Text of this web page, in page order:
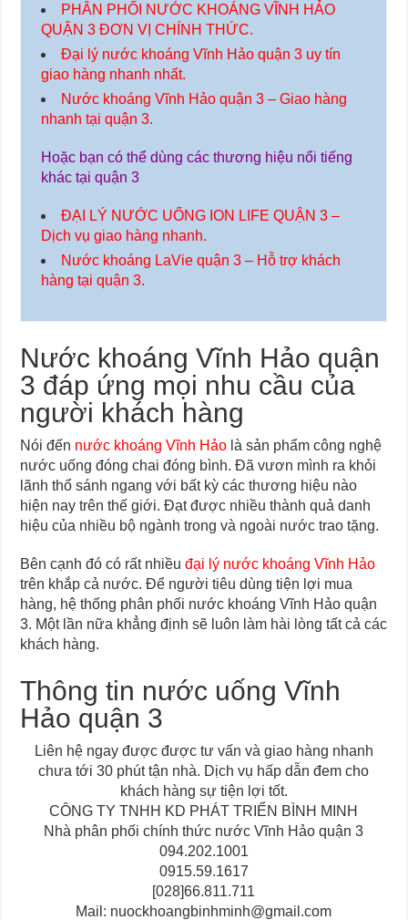
PHÂN PHỐI NƯỚC KHOÁNG VĨNH HẢO
QUẬN 3 ĐƠN VỊ CHÍNH THỨC.
Đại lý nước khoáng Vĩnh Hảo quận 3 uy tín
giao hàng nhanh nhất.
Nước khoáng Vĩnh Hảo quận 3 – Giao hàng
nhanh tại quận 3.
Hoặc bạn có thể dùng các thương hiệu nổi tiếng
khác tại quận 3
ĐẠI LÝ NƯỚC UỐNG ION LIFE QUẬN 3 –
Dịch vụ giao hàng nhanh.
Nước khoáng LaVie quận 3 – Hỗ trợ khách
hàng tại quận 3.
Nước khoáng Vĩnh Hảo quận
3 đáp ứng mọi nhu cầu của
người khách hàng
Nói đến nước khoáng Vĩnh Hảo là sản phẩm công nghệ
nước uống đóng chai đóng bình. Đã vươn mình ra khỏi
lãnh thổ sánh ngang với bất kỳ các thương hiệu nào
hiện nay trên thế giới. Đạt được nhiều thành quả danh
hiệu của nhiều bộ ngành trong và ngoài nước trao tặng.
Bên cạnh đó có rất nhiềuđại lý nước khoáng Vĩnh Hảo
trên khắp cả nước. Để người tiêu dùng tiện lợi mua
hàng, hệ thống phân phối nước khoáng Vĩnh Hảo quận
3. Một lần nữa khẳng định sẽ luôn làm hài lòng tất cả các
khách hàng.
Thông tin nước uống Vĩnh
Hảo quận 3
Liên hệ ngay được được tư vấn và giao hàng nhanh
chưa tới 30 phút tận nhà. Dịch vụ hấp dẫn đem cho
khách hàng sự tiện lợi tốt.
CÔNG TY TNHH KD PHÁT TRIỂN BÌNH MINH
Nhà phân phối chính thức nước Vĩnh Hảo quận 3
094.202.1001
0915.59.1617
[028]66.811.711
Mail: nuockhoangbinhminh@gmail.com